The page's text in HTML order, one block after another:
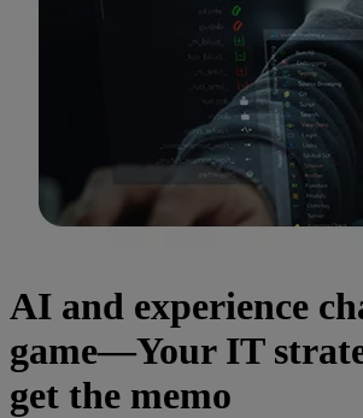
AI and experience
game—Your IT
get the memo